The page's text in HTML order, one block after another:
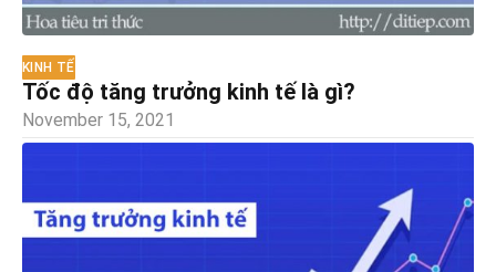
KINH TẾ
Tốc độ tăng trưởng kinh tế là gì?
November 15, 2021